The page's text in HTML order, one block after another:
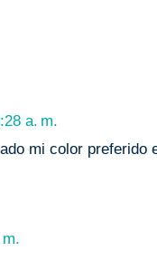
a. m.
mi color preferido